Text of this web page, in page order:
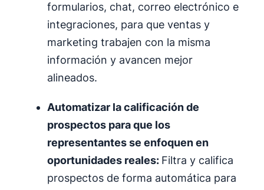
formularios, chat, correo electrónico e
integraciones, para que ventas y
marketing trabajen con la misma
información y avancen mejor
alineados.
Automatizar la calificación de
prospectos para que los
representantes se enfoquen en
oportunidades reales: Filtra y califica
prospectos de forma automática para